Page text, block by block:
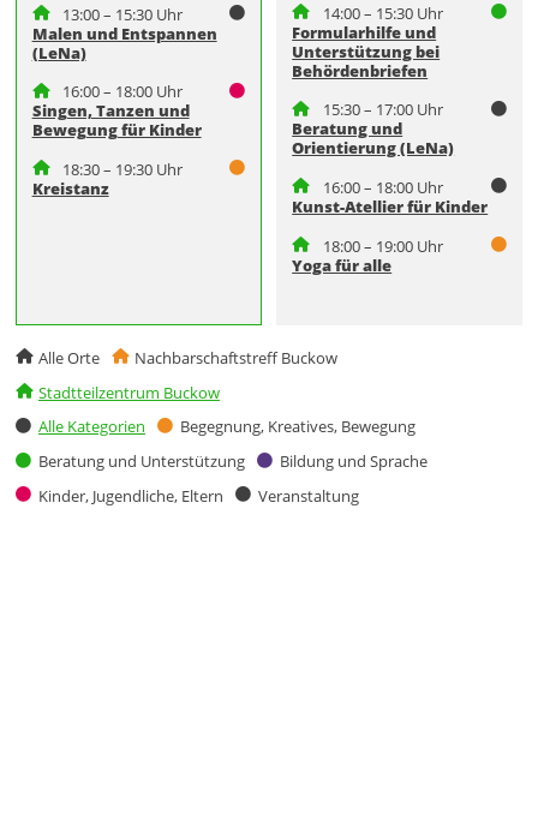
13:00 – 15:30 Uhr
Malen und Entspannen
(LeNa)
16:00 – 18:00 Uhr
Singen, Tanzen und
Bewegung für Kinder
18:30 – 19:30 Uhr
Kreistanz
14:00 – 15:30 Uhr
Formularhilfe und
Unterstützung bei
Behördenbriefen
15:30 – 17:00 Uhr
Beratung und
Orientierung (LeNa)
16:00 – 18:00 Uhr
Kunst-Atellier für Kinder
18:00 – 19:00 Uhr
Yoga für alle
Alle Orte
Nachbarschaftstreff Buckow
Stadtteilzentrum Buckow
Alle Kategorien
Begegnung, Kreatives, Bewegung
Beratung und Unterstützung
Bildung und Sprache
Kinder, Jugendliche, Eltern
Veranstaltung